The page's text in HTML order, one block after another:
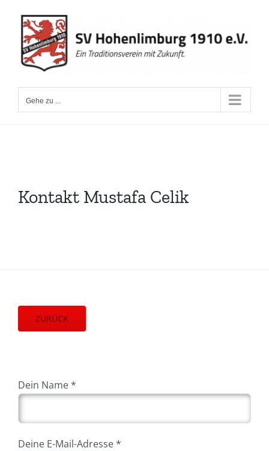
Inhalt
springen
Gehe zu ...
Kontakt Mustafa Celik
ZURÜCK
Dein Name *
Deine E-Mail-Adresse *